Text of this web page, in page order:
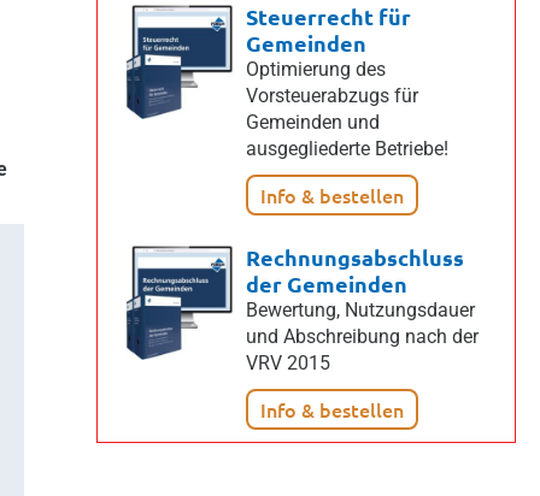
Steuerrecht für
Gemeinden
Optimierung des
Vorsteuerabzugs für
Gemeinden und
ausgegliederte Betriebe!
Info & bestellen
Rechnungsabschluss
der Gemeinden
Bewertung, Nutzungsdauer
und Abschreibung nach der
VRV 2015
Info & bestellen